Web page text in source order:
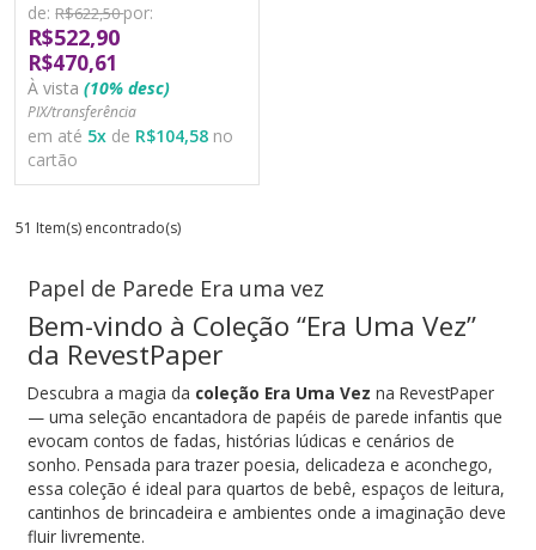
de: R$622,50por:
R$522,90
R$470,61
À vista (10% desc)
PIX/transferência
em até 5x de R$104,58 no
cartão
51 Item(s) encontrado(s)
Papel de Parede Era uma vez
Bem-vindo à Coleção “Era Uma Vez”
da RevestPaper
Descubra a magia da coleção Era Uma Vez na RevestPaper
— uma seleção encantadora de papéis de parede infantis que
evocam contos de fadas, histórias lúdicas e cenários de
sonho. Pensada para trazer poesia, delicadeza e aconchego,
essa coleção é ideal para quartos de bebê, espaços de leitura,
cantinhos de brincadeira e ambientes onde a imaginação deve
fluir livremente.